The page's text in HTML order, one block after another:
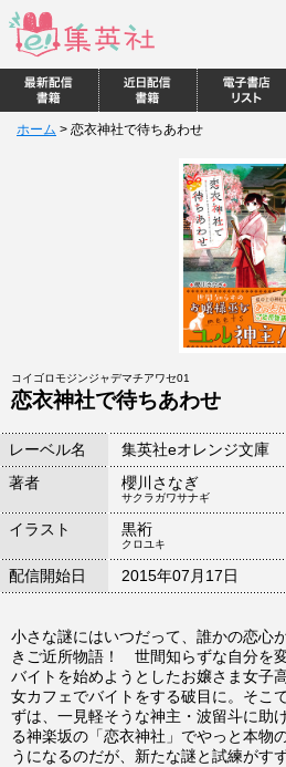
ホーム > 恋衣神社で待ちあわせ
コイゴロモジンジャデマチアワセ01
恋衣神社で待ちあわせ
レーベル名
集英社eオレンジ文庫
著者
櫻川さなぎ
サクラガワサナギ
イラスト 黒裄
クロユキ
配信開始日 2015年07月17日
小さな謎にはいつだって、誰かの恋
きご近所物語！ 世間知らずな自分を
バイトを始めようとしたお嬢さま女子
女カフェでバイトをする破目に。そこ
ずは、一見軽そうな神主・波留斗に助
る神楽坂の「恋衣神社」でやっと本物
うになるのだが、新たな謎と試練がす